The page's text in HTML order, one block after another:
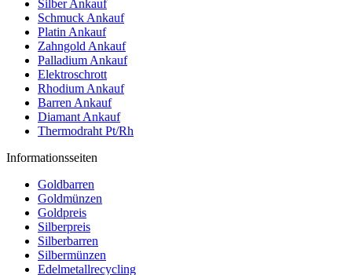
Silber Ankauf
Schmuck Ankauf
Platin Ankauf
Zahngold Ankauf
Palladium Ankauf
Elektroschrott
Rhodium Ankauf
Barren Ankauf
Diamant Ankauf
Thermodraht Pt/Rh
Informationsseiten
Goldbarren
Goldmünzen
Goldpreis
Silberpreis
Silberbarren
Silbermünzen
Edelmetallrecycling